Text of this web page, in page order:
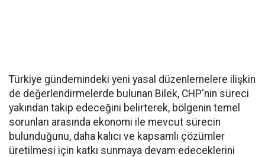
Türkiye gündemindeki yeni yasal düzenlemelere ilişkin
de değerlendirmelerde bulunan Bilek, CHP'nin süreci
yakından takip edeceğini belirterek, bölgenin temel
sorunları arasında ekonomi ile mevcut sürecin
bulunduğunu, daha kalıcı ve kapsamlı çözümler
üretilmesi için katkı sunmaya devam edeceklerini